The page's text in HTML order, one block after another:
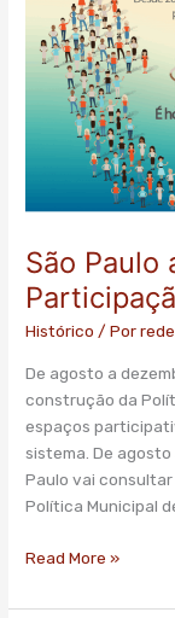
São Paulo
Histórico / Por
De agosto a
construção da
espaços
sistema. De
Paulo vai
Política Municipal
Política
de
Participação
consulta
Read More »